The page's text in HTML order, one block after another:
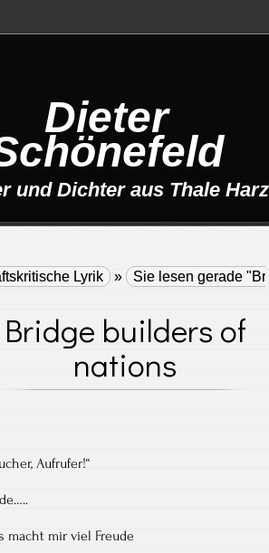
Dieter
und Dichter aus Thale Harz
Lyrik » Sie lesen gerade
Bridge builders of
nations
Aufrufer!“
macht mir viel Freude